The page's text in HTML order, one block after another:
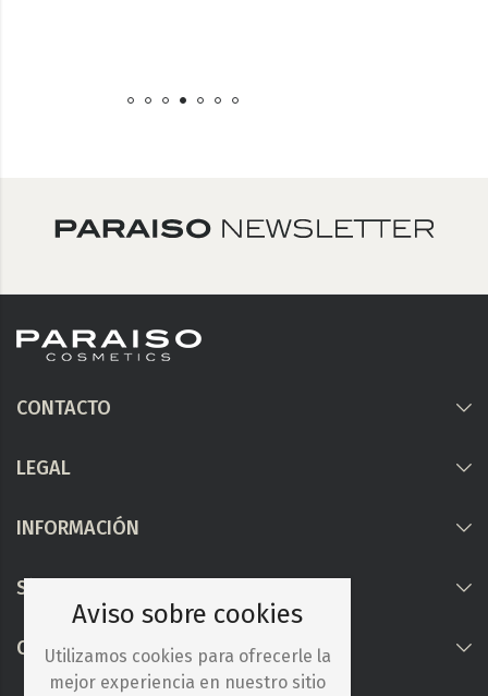
CONTACTO
LEGAL
INFORMACIÓN
Síguenos
COLABORAMOS CON
Aviso sobre cookies
Utilizamos cookies para ofrecerle la
mejor experiencia en nuestro sitio